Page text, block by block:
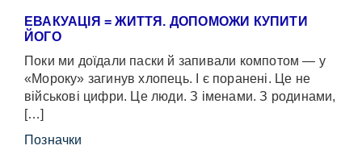
ЕВАКУАЦІЯ = ЖИТТЯ. ДОПОМОЖИ КУПИТИ
ЙОГО
Поки ми доїдали паски й запивали компотом — у
«Мороку» загинув хлопець. І є поранені. Це не
військові цифри. Це люди. З іменами. З родинами,
[…]
Позначки